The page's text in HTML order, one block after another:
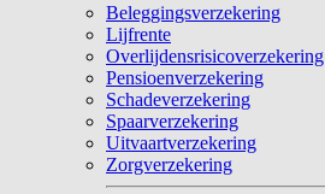
Beleggingsverzekering
Lijfrente
Overlijdensrisicoverzekering
Pensioenverzekering
Schadeverzekering
Spaarverzekering
Uitvaartverzekering
Zorgverzekering